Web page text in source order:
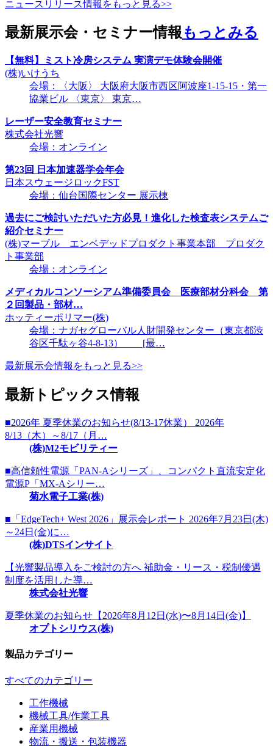
ニュースリリース情報をもっと見る>>
最新展示会・セミナー情報もっとみる
【無料】ミスト冷房システム 実演デモ体験会開催
(株)いけうち
会場：〈大阪〉 大阪府大阪市西区阿波座1-15-15・第一
協業ビル 〈東京〉 東京…
レーザー安全教育セミナー
株式会社光響
会場：オンライン
第23回 日本加速器学会年会
日本スウェージロックFST
会場：仙台国際センター 展示棟
過去にご検討いただいた方必見！進化した検査表システムご
紹介セミナー
(株)マーブル エンベデッドプロダクト事業本部 プロダク
ト事業部
会場：オンライン
メディカルコンソーシアム準備委員会 医療部材分科会 第
２回製品・部材…
ホッティーポリマー(株)
会場：ナガセグローバル人財開発センター（東京都渋
谷区千駄ヶ谷4-8-13） [最…
最新展示会情報をもっと見る>>
最新トピックス情報
■2026年 夏季休業のお知らせ(8/13-17休業） 2026年
8/13（木）～8/17（月…
(株)M2モビリティー
■高信頼性電源「PAN-Aシリーズ」、コンパクト直流安定化
電源P「MX-Aシリー…
菊水電子工業(株)
■「EdgeTech+ West 2026」展示会レポート 2026年7月23日(木)
～24日(金)に…
(株)DTSインサイト
【光響製品導入をご検討の方へ 補助金・リース・税制優遇
制度を活用した導…
株式会社光響
夏季休業のお知らせ【2026年8月12日(水)〜8月14日(金)】
オプトシリウス(株)
製品カテゴリー
すべてのカテゴリー
工作機械
機械工具/作業工具
産業用機械
物流・搬送・包装機器